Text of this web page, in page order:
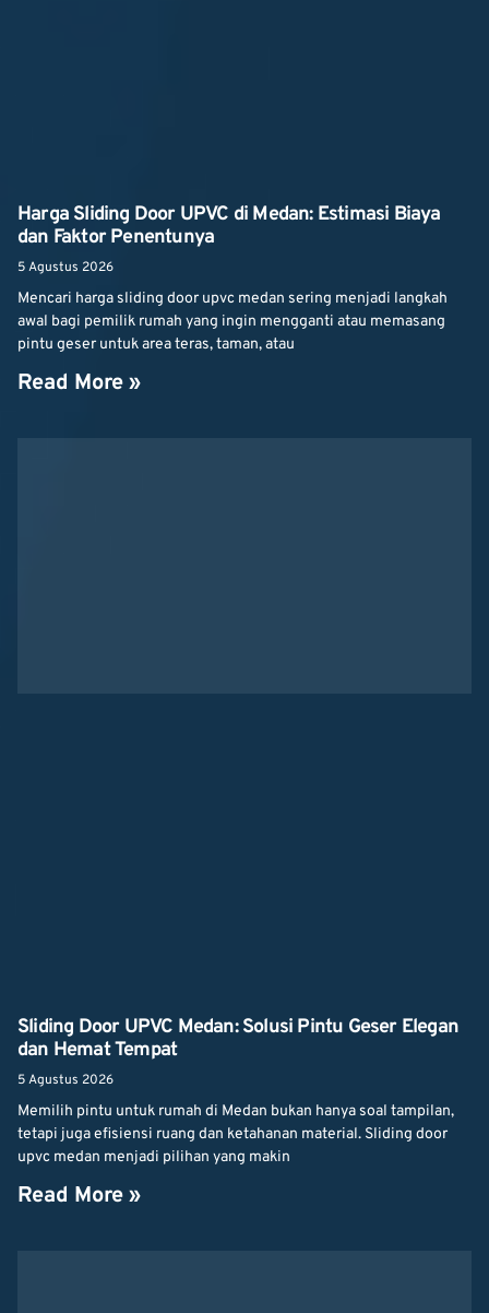
Harga Sliding Door UPVC di Medan: Estimasi Biaya
dan Faktor Penentunya
5 Agustus 2026
Mencari harga sliding door upvc medan sering menjadi langkah
awal bagi pemilik rumah yang ingin mengganti atau memasang
pintu geser untuk area teras, taman, atau
Read More »
Sliding Door UPVC Medan: Solusi Pintu Geser Elegan
dan Hemat Tempat
5 Agustus 2026
Memilih pintu untuk rumah di Medan bukan hanya soal tampilan,
tetapi juga efisiensi ruang dan ketahanan material. Sliding door
upvc medan menjadi pilihan yang makin
Read More »